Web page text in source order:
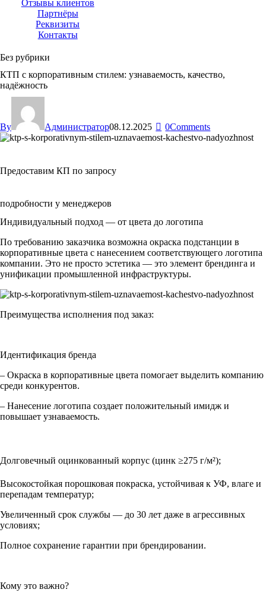
Отзывы клиентов
Партнёры
Реквизиты
Контакты
Без рубрики
КТП с корпоративным стилем: узнаваемость, качество,
надёжность
By Администратор08.12.2025 0Comments
Предоставим КП по запросу
подробности у менеджеров
Индивидуальный подход — от цвета до логотипа
По требованию заказчика возможна окраска подстанции в
корпоративные цвета с нанесением соответствующего логотипа
компании. Это не просто эстетика — это элемент брендинга и
унификации промышленной инфраструктуры.
Преимущества исполнения под заказ:
Идентификация бренда
– Окраска в корпоративные цвета помогает выделить компанию
среди конкурентов.
– Нанесение логотипа создает положительный имидж и
повышает узнаваемость.
Долговечный оцинкованный корпус (цинк ≥275 г/м²);
Высокостойкая порошковая покраска, устойчивая к УФ, влаге и
перепадам температур;
Увеличенный срок службы — до 30 лет даже в агрессивных
условиях;
Полное сохранение гарантии при брендировании.
Кому это важно?